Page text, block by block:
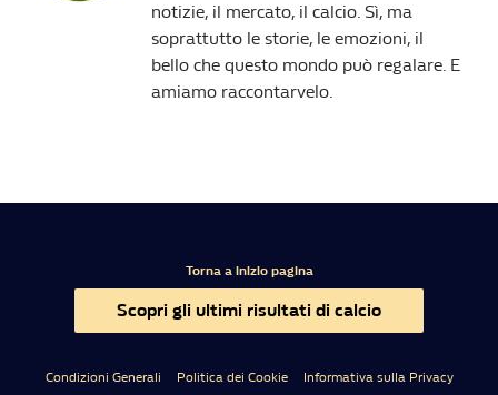
notizie, il mercato, il calcio. Sì, ma
soprattutto le storie, le emozioni, il
bello che questo mondo può regalare. E
amiamo raccontarvelo.
Torna a inizio pagina
Scopri gli ultimi risultati di calcio
Condizioni Generali Politica dei Cookie Informativa sulla Privacy